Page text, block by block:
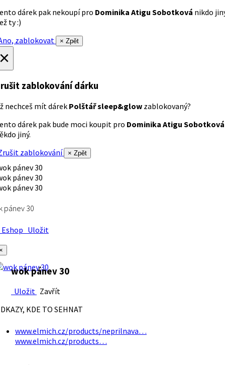
dárek pak nekoupí pro Dominika Atigu Sobotková nikdo
ty :)
zablokovat
× Zpět
zablokování dárku
nechceš mít dárek Polštář sleep&glow zablokovaný?
dárek pak bude moci koupit pro Dominika Atigu Sobotková
jiný.
zablokování
× Zpět
pánev 30
Uložit
wok pánev 30
Uložit Zavřít
KDE TO SEHNAT
www.elmich.cz/products/neprilnava…
www.elmich.cz/products…